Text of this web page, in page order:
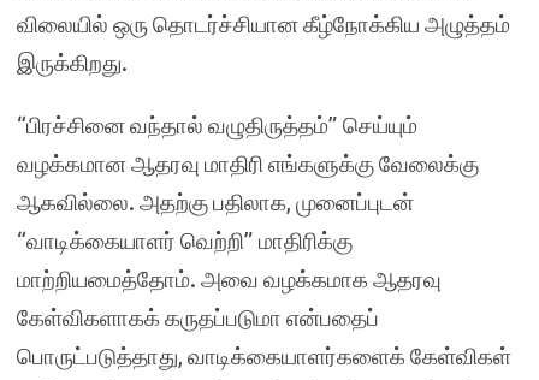
விலையில் ஒரு தொடர்ச்சியான கீழ்நோக்கிய அழுத்தம்
இருக்கிறது.
“பிரச்சினை வந்தால் வழுதிருத்தம்” செய்யும்
வழக்கமான ஆதரவு மாதிரி எங்களுக்கு வேலைக்கு
ஆகவில்லை. அதற்கு பதிலாக, முனைப்புடன்
“வாடிக்கையாளர் வெற்றி” மாதிரிக்கு
மாற்றியமைத்தோம். அவை வழக்கமாக ஆதரவு
கேள்விகளாகக் கருதப்படுமா என்பதைப்
பொருட்படுத்தாது, வாடிக்கையாளர்களைக் கேள்விகள்